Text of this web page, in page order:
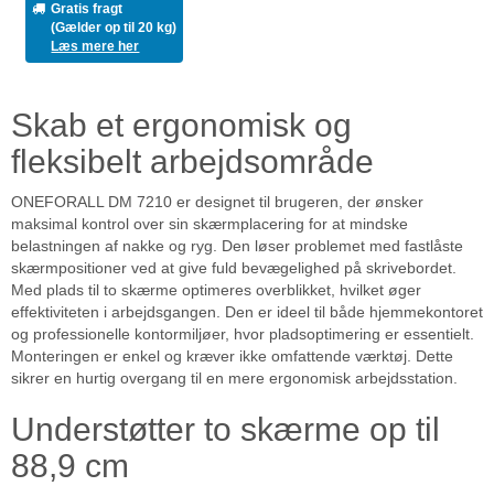
Gratis fragt
(Gælder op til 20 kg)
Læs mere her
Skab et ergonomisk og
fleksibelt arbejdsområde
ONEFORALL DM 7210 er designet til brugeren, der ønsker
maksimal kontrol over sin skærmplacering for at mindske
belastningen af nakke og ryg. Den løser problemet med fastlåste
skærmpositioner ved at give fuld bevægelighed på skrivebordet.
Med plads til to skærme optimeres overblikket, hvilket øger
effektiviteten i arbejdsgangen. Den er ideel til både hjemmekontoret
og professionelle kontormiljøer, hvor pladsoptimering er essentielt.
Monteringen er enkel og kræver ikke omfattende værktøj. Dette
sikrer en hurtig overgang til en mere ergonomisk arbejdsstation.
Understøtter to skærme op til
88,9 cm